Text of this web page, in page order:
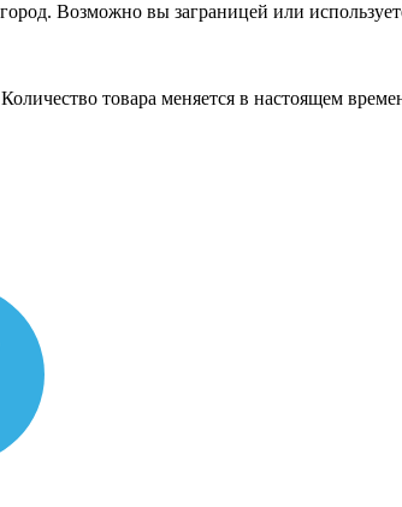
Возможно вы заграницей или
Количество товара меняется в настоящем